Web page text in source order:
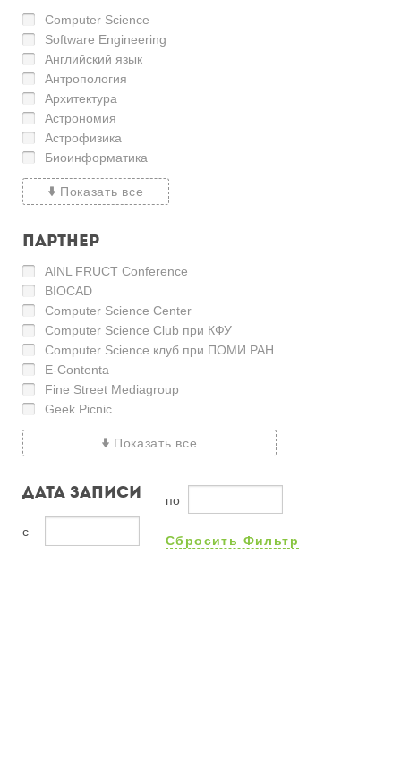
Computer Science
Software Engineering
Английский язык
Антропология
Архитектура
Астрономия
Астрофизика
Биоинформатика
Показать все
Партнер
AINL FRUCT Conference
BIOCAD
Computer Science Center
Computer Science Club при КФУ
Computer Science клуб при ПОМИ РАН
E-Contenta
Fine Street Mediagroup
Geek Picnic
Показать все
с
по
Сбросить Фильтр